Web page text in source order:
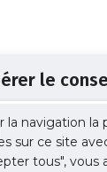
le
la navigation la
sur ce site
tous", vous